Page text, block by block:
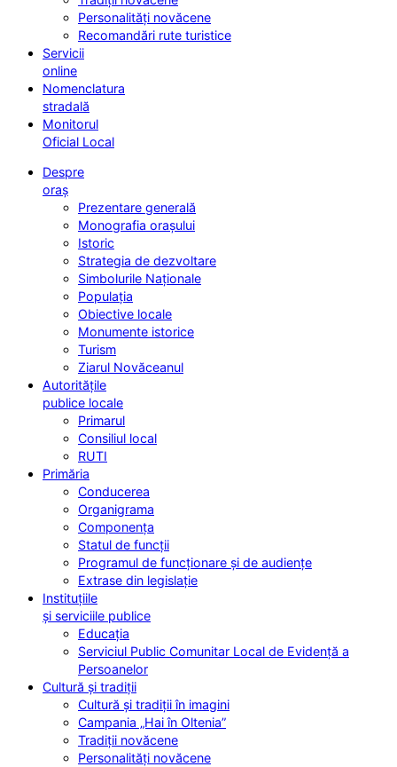
Personalități novăcene
Recomandări rute turistice
Servicii
online
Nomenclatura
stradală
Monitorul
Oficial Local
Despre
oraș
Prezentare generală
Monografia orașului
Istoric
Strategia de dezvoltare
Simbolurile Naționale
Populația
Obiective locale
Monumente istorice
Turism
Ziarul Novăceanul
Autoritățile
publice locale
Primarul
Consiliul local
RUTI
Primăria
Conducerea
Organigrama
Componența
Statul de funcții
Programul de funcționare și de audiențe
Extrase din legislație
Instituțiile
și serviciile publice
Educația
Serviciul Public Comunitar Local de Evidență a
Persoanelor
Cultură și tradiții
Cultură și tradiții în imagini
Campania „Hai în Oltenia”
Tradiții novăcene
Personalități novăcene